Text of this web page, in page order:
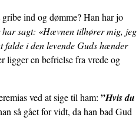
ind og dømme? Han har jo
har sagt: «Hævnen tilhører mig, jeg
i den levende Guds hænder
ligger en befrielse fra vrede og
ved at sige til ham: ”Hvis du
så gået for vidt, da han bad Gud